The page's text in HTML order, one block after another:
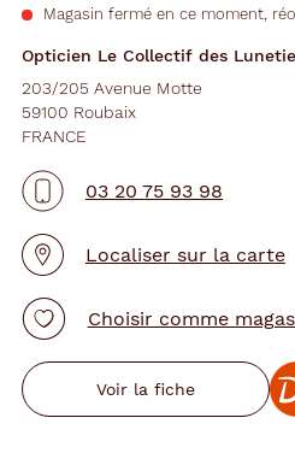
Opticien Le Collectif des
Magasin fermé en ce moment,
203/205 Avenue Motte
59100 Roubaix
FRANCE
03 20 75 93 98
Localiser sur la carte
Choisir comme
Voir la fiche